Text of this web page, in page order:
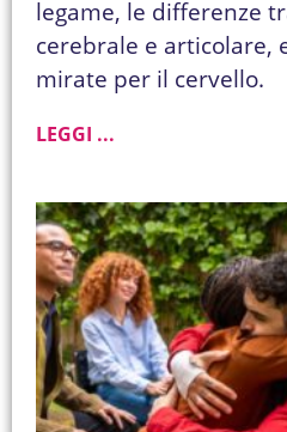
legame, le differenze
cerebrale e articolare,
mirate per il cervello.
LEGGI ...